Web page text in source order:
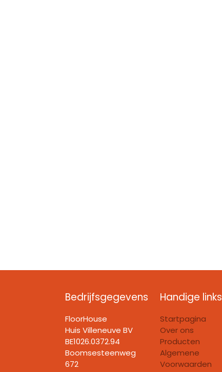
Handige links
Startpagina
Over ons
Producten
Algemene
Voorwaarden
Bedrijfsgegevens
FloorHouse
Huis Villeneuve BV​
BE1026.0372.94
Boomsesteenweg
672